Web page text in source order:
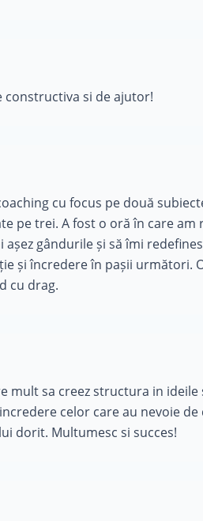
constructiva si de ajutor!
cu focus pe două
pe trei. A fost o oră în care am
gândurile și să îmi
și încredere în pașii următori.
cu drag.
mult sa creez structura in
celor care au nevoie
dorit. Multumesc si succes!